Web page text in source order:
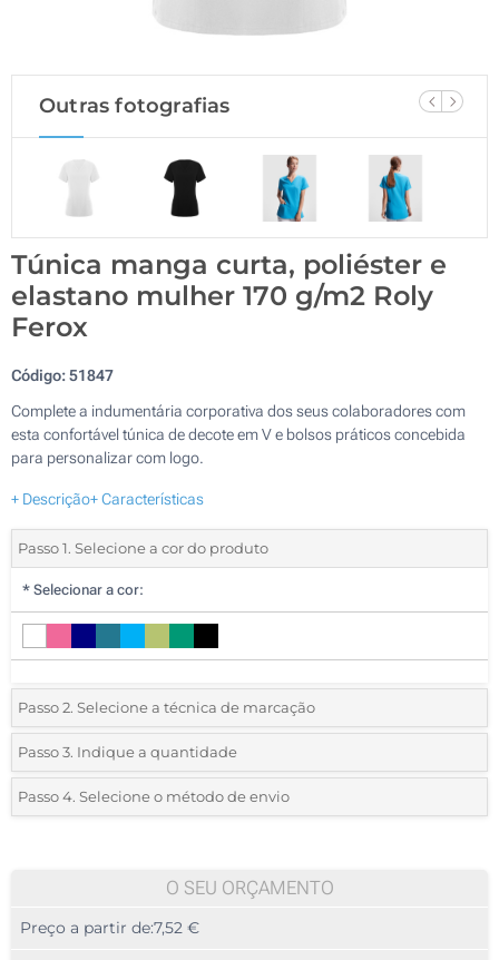
Outras fotografias
Túnica manga curta, poliéster e
elastano mulher 170 g/m2 Roly
Ferox
Código:51847
Complete a indumentária corporativa dos seus colaboradores com
esta confortável túnica de decote em V e bolsos práticos concebida
para personalizar com logo.
+ Descrição+ Características
Passo 1. Selecione a cor do produto
* Selecionar a cor:
Passo 2. Selecione a técnica de marcação
*Selecione o tipo de marcação e as cores do logotipo:
1 Cor (Num lado)
Passo 3. Indique a quantidade
*Pedido mínimo 10 (total de pedido)
Calcular preço
Passo 4. Selecione o método de envio
O SEU ORÇAMENTO
Preço a partir de:7,52 €